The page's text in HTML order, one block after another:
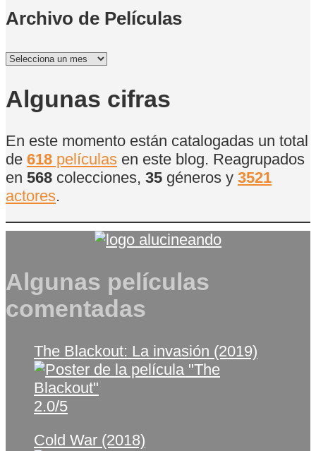
Archivo de Películas
Archivo
Películas
Algunas cifras
En este momento están catalogadas un total
de 618 películas en este blog. Reagrupados
en 568 colecciones, 35 géneros y 3521
actores.
Algunas películas
comentadas
The Blackout: La invasión (2019)
2.0/5
Cold War (2018)